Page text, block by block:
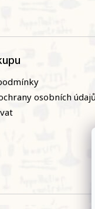
osobních údajů